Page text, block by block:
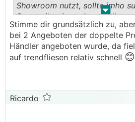
. .
Showroom nutzt, sollte imho
Sonst gibts irgendwann alles
Internet, und das ist gerade bei
Fliesen/Parkett/Türen/Küchen
Die Händler haben eh alle gute
Natürlich schnell mal 20%
dafür bei Trendfliesen zB der
Stimme dir grundsätzlich zu,
bei 2 Angeboten der doppelte
Händler angeboten wurde, da
auf trendfliesen relativ schnell 😊
Ricardo